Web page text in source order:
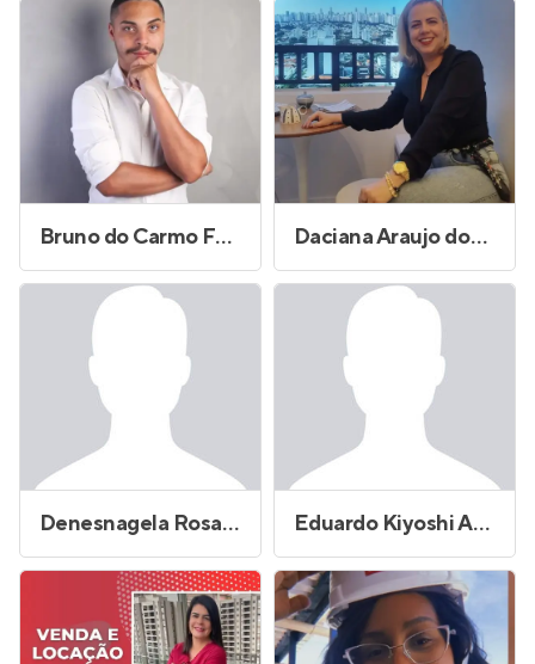
Bruno do Carmo Falcetta Daciana Araujo dos Santos
Denesnagela Rosa Alves Eduardo Kiyoshi Akamine